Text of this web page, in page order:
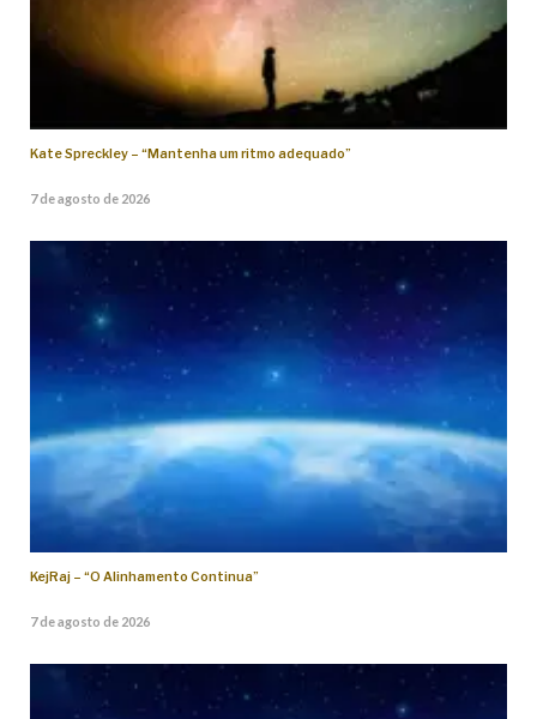
Kate Spreckley – “Mantenha um ritmo adequado”
7 de agosto de 2026
KejRaj – “O Alinhamento Continua”
7 de agosto de 2026